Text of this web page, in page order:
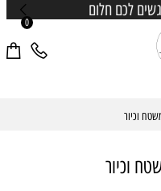
לכם חלום
0
וכיור
וכיור